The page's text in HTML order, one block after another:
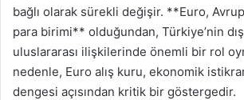
bağlı olarak sürekli değişir. **Euro,
para birimi** olduğundan, Türkiye’nin
uluslararası ilişkilerinde önemli bir rol
nedenle, Euro alış kuru, ekonomik
dengesi açısından kritik bir göstergedir.